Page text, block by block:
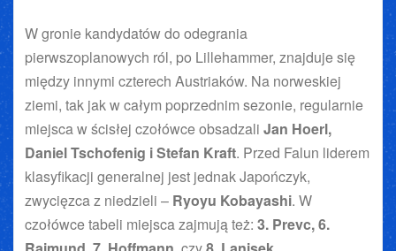
W gronie kandydatów do odegrania
pierwszoplanowych ról, po Lillehammer, znajduje się
między innymi czterech Austriaków. Na norweskiej
ziemi, tak jak w całym poprzednim sezonie, regularnie
miejsca w ścisłej czołówce obsadzali Jan Hoerl,
Daniel Tschofenig i Stefan Kraft. Przed Falun liderem
klasyfikacji generalnej jest jednak Japończyk,
zwycięzca z niedzieli – Ryoyu Kobayashi. W
czołówce tabeli miejsca zajmują też: 3. Prevc, 6.